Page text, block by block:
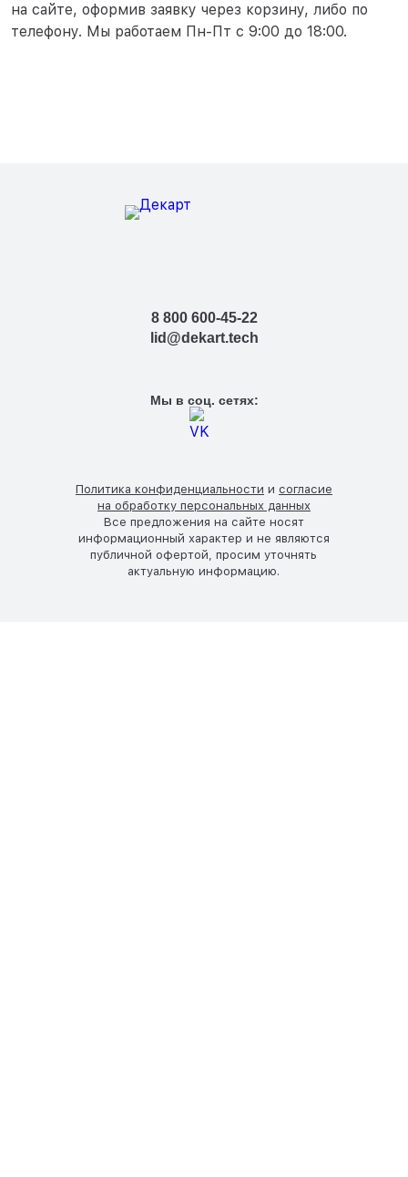
на сайте, оформив заявку через корзину, либо по
телефону. Мы работаем Пн-Пт с 9:00 до 18:00.
8 800 600-45-22
lid@dekart.tech
Мы в соц. сетях:
Все предложения на сайте носят
информационный характер и не являются
публичной офертой, просим уточнять
актуальную информацию.
Политика конфиденциальности и согласие
на обработку персональных данных